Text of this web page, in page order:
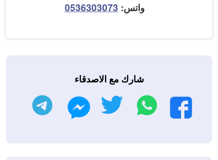
واتس: 0536303073
شارك مع الاصدقاء
فيسبوك
واتساب تويتر ماسنجر